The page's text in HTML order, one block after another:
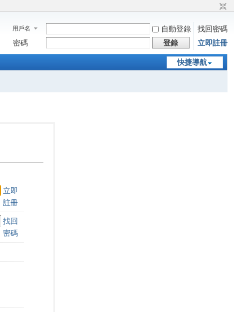
用戶名 自動登錄
找回密碼
密碼
登錄 立即註冊
快捷導航
立即
註冊
找回
密碼